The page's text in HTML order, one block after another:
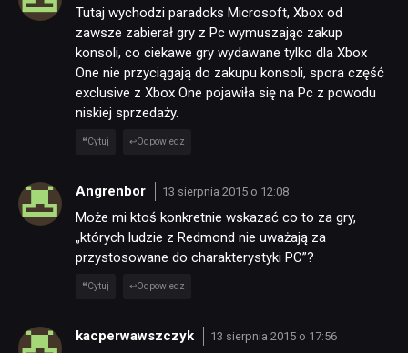
Tutaj wychodzi paradoks Microsoft, Xbox od
zawsze zabierał gry z Pc wymuszając zakup
konsoli, co ciekawe gry wydawane tylko dla Xbox
One nie przyciągają do zakupu konsoli, spora część
exclusive z Xbox One pojawiła się na Pc z powodu
niskiej sprzedaży.
Cytuj Odpowiedz
Angrenbor 13 sierpnia 2015 o 12:08
Może mi ktoś konkretnie wskazać co to za gry,
„których ludzie z Redmond nie uważają za
przystosowane do charakterystyki PC”?
Cytuj Odpowiedz
kacperwawszczyk 13 sierpnia 2015 o 17:56